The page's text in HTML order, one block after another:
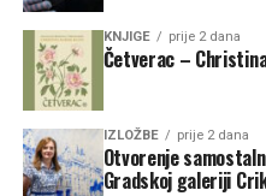
KNJIGE prije 2 dana
Četverac –
IZLOŽBE prije 2 dana
Otvorenje
Gradskoj galeriji